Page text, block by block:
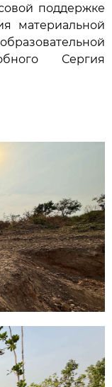
поддержке
материальной
Сергия